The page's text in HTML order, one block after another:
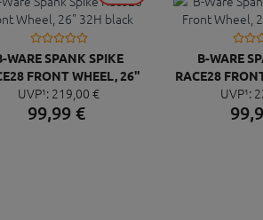
WARE SPANK SPIKE
FRONT WHEEL, 26"
32H BLACK
UVP¹: 219, 00 €
99,99€
B-WARE
RACE28
32H
UVP¹:
99,